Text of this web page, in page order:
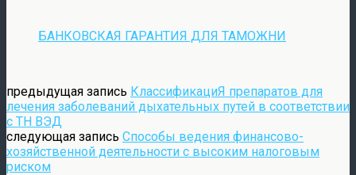
БАНКОВСКАЯ ГАРАНТИЯ ДЛЯ ТАМОЖНИ
предыдущая запись КлассификациЯ препаратов для
лечения заболеваний дыхательных путей в соответствии
с ТН ВЭД
следующая запись Способы ведения финансово-
хозяйственной деятельности с высоким налоговым
риском